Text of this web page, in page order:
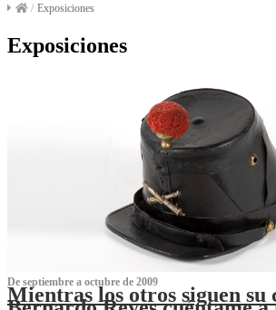
/ Exposiciones
Exposiciones
De septiembre a octubre de 2009
Mientras los otros siguen su